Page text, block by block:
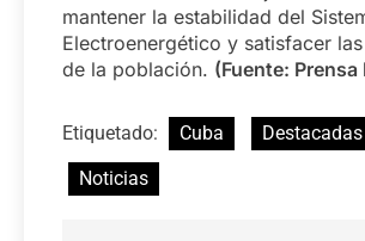
mantener la estabilidad del
Electroenergético y satisfacer
de la población. (Fuente: Prensa
Etiquetado: Cuba
Destacadas
Noticias